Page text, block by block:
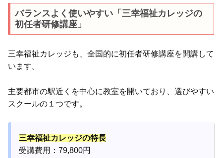
バランスよく使いやすい「三幸福祉カレッジの
初任者研修講座」
三幸福祉カレッジも、全国的に初任者研修講座を開講して
います。
主要都市の駅近くを中心に教室を開いており、選びやすい
スクールの１つです。
三幸福祉カレッジの特長
受講費用：79,800円